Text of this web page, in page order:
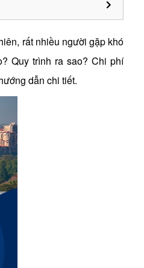
rất nhiều người gặp khó
Quy trình ra sao? Chi phí
dẫn chi tiết.